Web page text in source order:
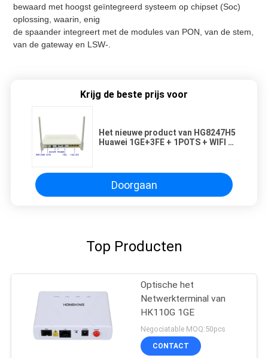
bewaard met hoogst geïntegreerd systeem op chipset (Soc)
oplossing, waarin, enig
de spaander integreert met de modules van PON, van de stem,
van de gateway en LSW-.
Krijg de beste prijs voor
Het nieuwe product van HG8247H5
Huawei 1GE+3FE + 1POTS + WIFI +
Doorgaan
Top Producten
Optische het
Netwerkterminal van
HK110G 1GE
Negociatable MOQ:50pcs
CONTACT